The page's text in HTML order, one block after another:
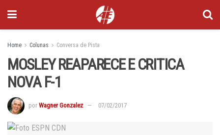
Home Colunas Conversa de Pista
MOSLEY REAPARECE E CRITICA
NOVA F-1
por Wagner Gonzalez 07/02/2017